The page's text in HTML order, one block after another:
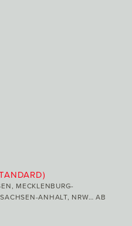
MECKLENBURG-
ANHALT, NRW… AB